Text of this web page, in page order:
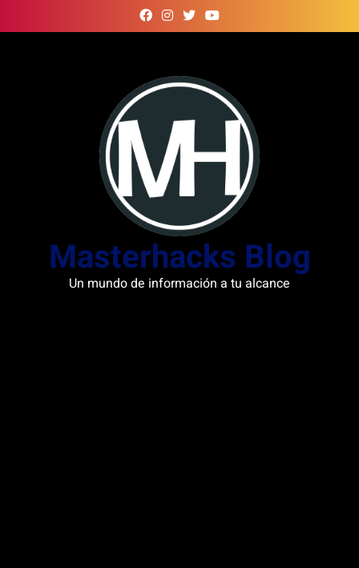
to
Masterhacks Blog
Un mundo de información a tu alcance